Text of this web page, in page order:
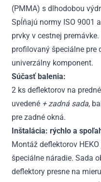
(PMMA) s dlhodobou
Spĺňajú normy ISO 9001
prvky v cestnej
profilovaný špeciálne pre
univerzálny komponent.
Súčasť balenia:
2 ks deflektorov na
uvedené + zadná sada,
pre zadné okná.
Inštalácia: rýchlo a
Montáž deflektorov
špeciálne náradie. Sada
deflektory presne na